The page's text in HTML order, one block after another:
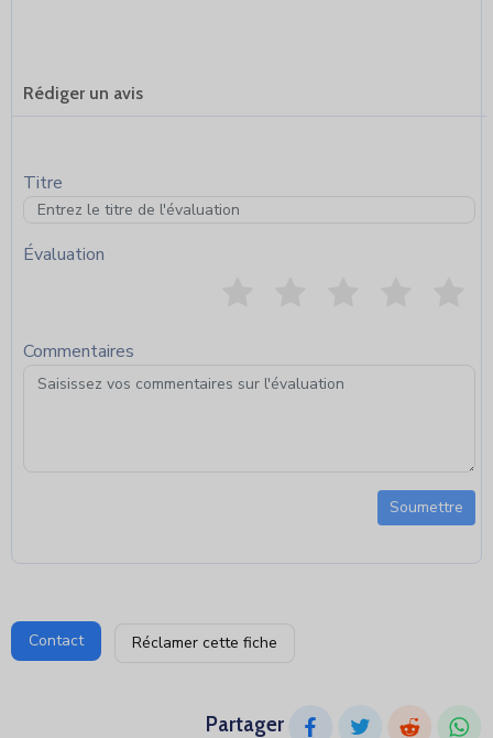
Rédiger un avis
Titre
Évaluation
Commentaires
Soumettre
Contact Réclamer cette fiche
Partager